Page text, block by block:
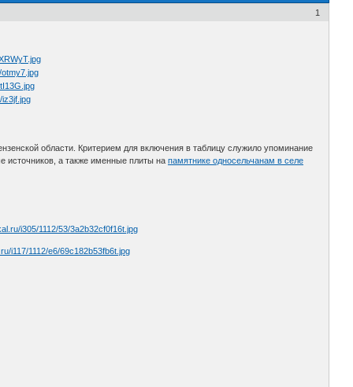
1
области. Критерием для включения в таблицу служило упоминание
источников, а также именные плиты напамятнике односельчанам в селе